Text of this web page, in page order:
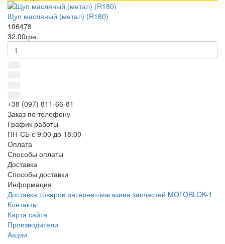
Щуп масляный (метал) (R180)
106478
32.00грн.
+38 (097) 811-66-81
Заказ по телефону
График работы
ПН-СБ с 9:00 до 18:00
Оплата
Способы оплаты
Доставка
Способы доставки
Информация
Доставка товаров интернет-магазина запчастей MOTOBLOK-1
Контакты
Карта сайта
Производители
Акции